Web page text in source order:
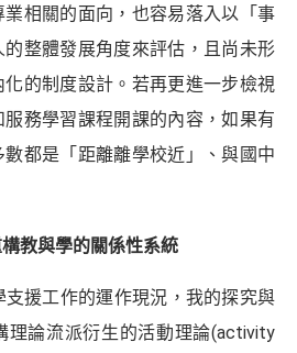
相關的面向，也容易落入以「事
整體發展角度來評估，且尚未形
的制度設計。若再更進一步檢視
務學習課程開課的內容，如果有
都是「距離離學校近」、與國中
教與學的關係性系統
援工作的運作現況，我的探究與
理論流派衍生的活動理論(activity